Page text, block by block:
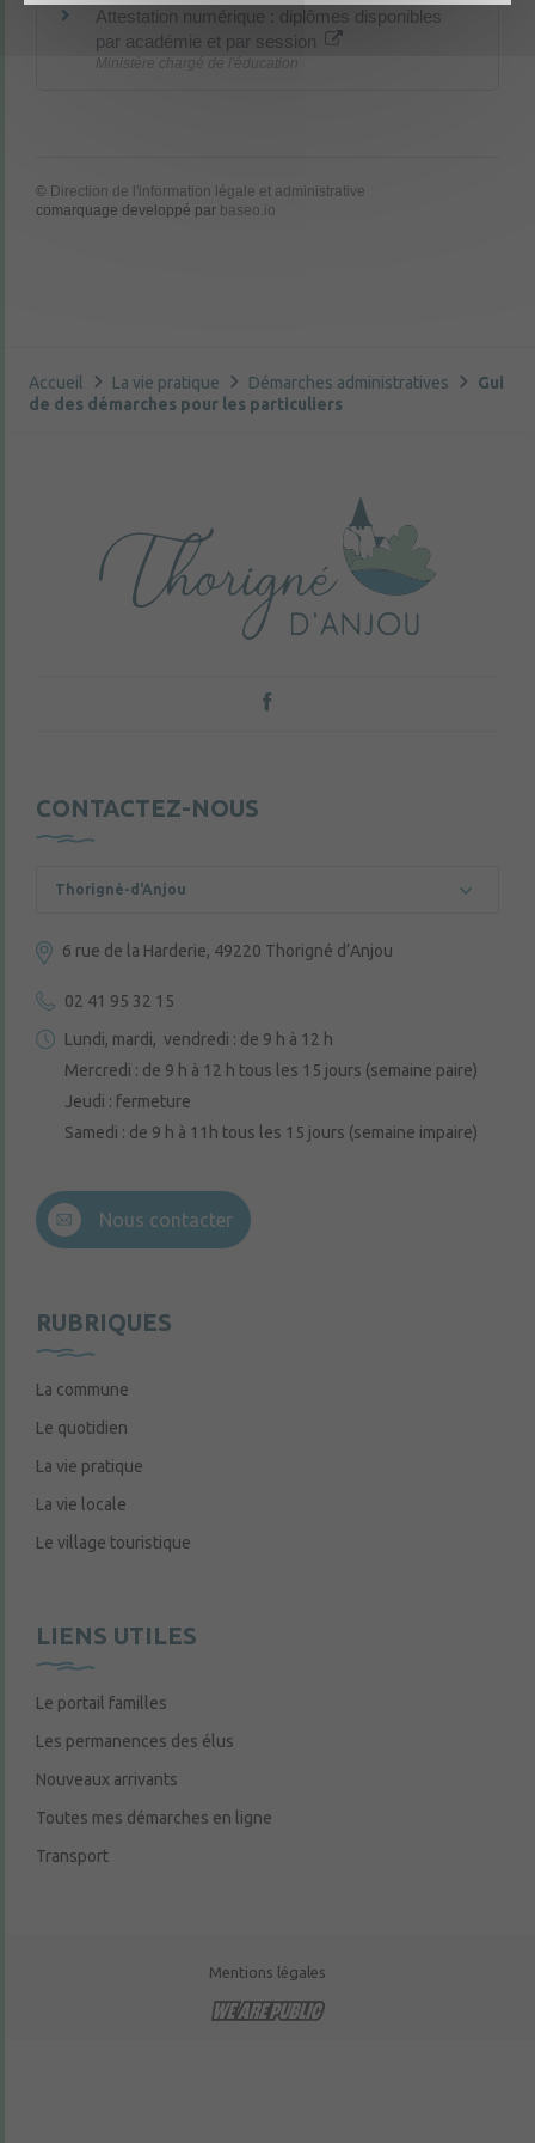
Attestation numérique : diplômes disponibles
par académie et par session
Ministère chargé de l'éducation
© Direction de l'information légale et administrative
comarquage developpé par baseo.io
Accueil La vie pratique Démarches administratives
Gui
de des démarches pour les particuliers
CONTACTEZ-NOUS
Thorigné-d'Anjou
6 rue de la Harderie, 49220 Thorigné d’Anjou
02 41 95 32 15
Lundi, mardi, vendredi : de 9 h à 12 h
Mercredi : de 9 h à 12 h tous les 15 jours (semaine paire)
Jeudi : fermeture
Samedi : de 9 h à 11h tous les 15 jours (semaine impaire)
Nous contacter
RUBRIQUES
La commune
Le quotidien
La vie pratique
La vie locale
Le village touristique
LIENS UTILES
Le portail familles
Les permanences des élus
Nouveaux arrivants
Toutes mes démarches en ligne
Transport
Mentions légales